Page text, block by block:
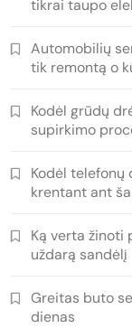
tikrai taupo
Automobilių
tik remontą o
Kodėl grūdų
supirkimo
Kodėl telefonų
krentant ant
Ką verta žinoti
uždarą sandėlį
Greitas buto
dienas